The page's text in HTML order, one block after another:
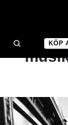
KÖP